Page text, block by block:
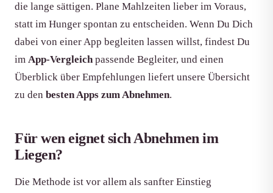
die lange sättigen. Plane Mahlzeiten lieber im Voraus,
statt im Hunger spontan zu entscheiden. Wenn Du Dich
dabei von einer App begleiten lassen willst, findest Du
im App-Vergleichpassende Begleiter, und einen
Überblick über Empfehlungen liefert unsere Übersicht
zu den besten Apps zum Abnehmen.
Für wen eignet sich Abnehmen im
Liegen?
Die Methode ist vor allem als sanfter Einstieg